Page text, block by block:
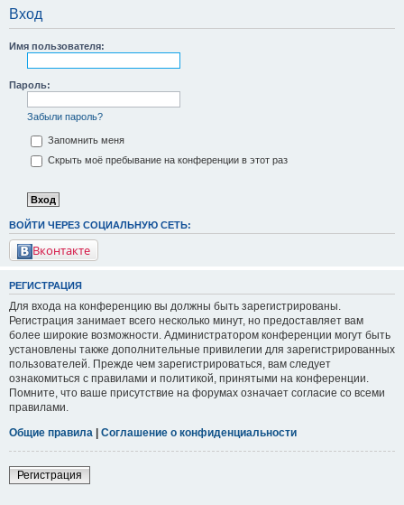
Вход
Имя пользователя:
Пароль:
Забыли пароль?
Запомнить меня
Скрыть моё пребывание на конференции в этот раз
ВОЙТИ ЧЕРЕЗ СОЦИАЛЬНУЮ СЕТЬ:
Вконтакте
РЕГИСТРАЦИЯ
Для входа на конференцию вы должны быть зарегистрированы.
Регистрация занимает всего несколько минут, но предоставляет вам
более широкие возможности. Администратором конференции могут быть
установлены также дополнительные привилегии для зарегистрированных
пользователей. Прежде чем зарегистрироваться, вам следует
ознакомиться с правилами и политикой, принятыми на конференции.
Помните, что ваше присутствие на форумах означает согласие со всеми
правилами.
Общие правила
Соглашение о конфиденциальности
Регистрация